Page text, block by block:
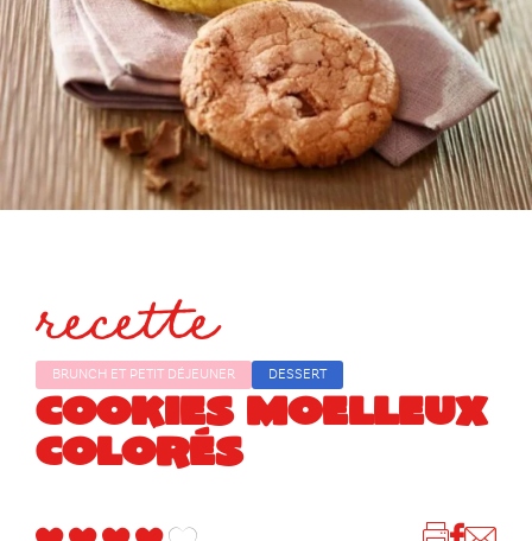
recette
BRUNCH ET PETIT DÉJEUNER DESSERT
COOKIES MOELLEUX
COLORÉS